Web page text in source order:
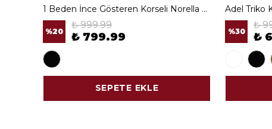
1 Beden İnce Gösteren Korseli Norella Tayt
%20
₺ 999.99
₺ 799.99
SEPETE EKLE
Adel Triko
%30
₺
₺